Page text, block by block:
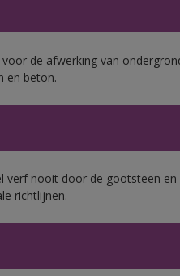
de afwerking van
en beton.
verf nooit door de gootsteen
richtlijnen.